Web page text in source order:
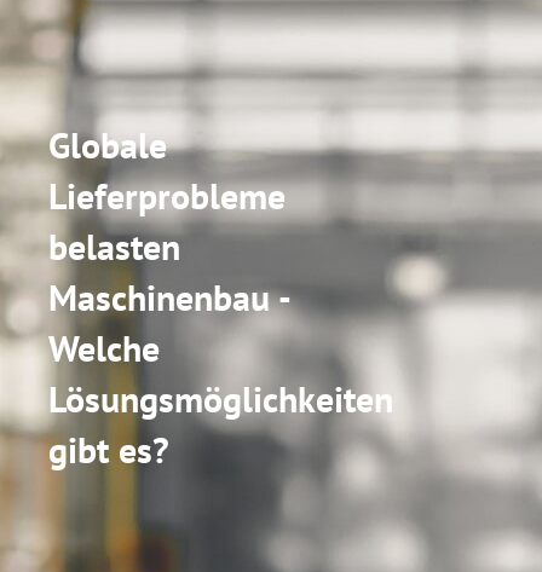
Globale
Lieferprobleme
belasten
Maschinenbau -
Welche
Lösungsmöglichkeiten
gibt es?